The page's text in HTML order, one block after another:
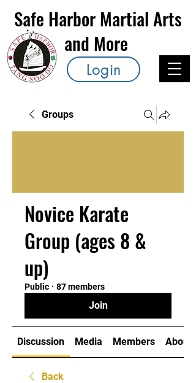
Safe Harbor Martial Arts
and More
Login
Groups
Novice Karate
Group (ages 8 &
up)
Public · 87 members
Join
Discussion Media Members About
Back